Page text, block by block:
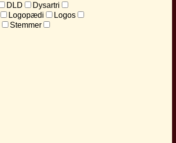
DLD
Dysartri
Logopædi
Logos
Stemmer